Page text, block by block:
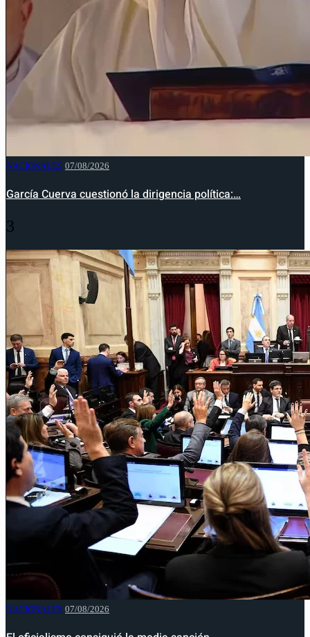
NACIONALES 07/08/2026
García Cuerva cuestionó la dirigencia política:…
3
NACIONALES 07/08/2026